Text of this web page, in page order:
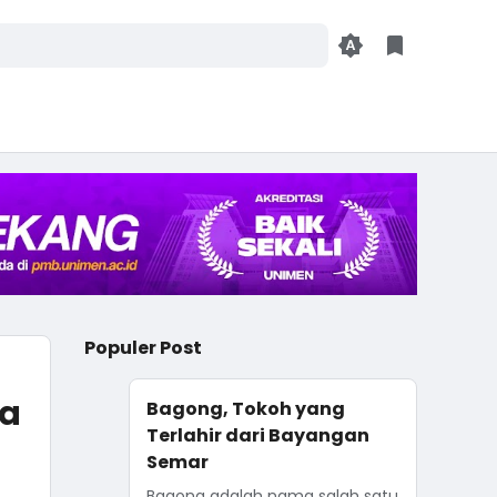
Populer Post
Bagong, Tokoh yang
Terlahir dari Bayangan
Semar